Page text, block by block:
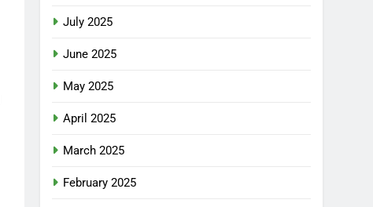
July 2025
June 2025
May 2025
April 2025
March 2025
February 2025